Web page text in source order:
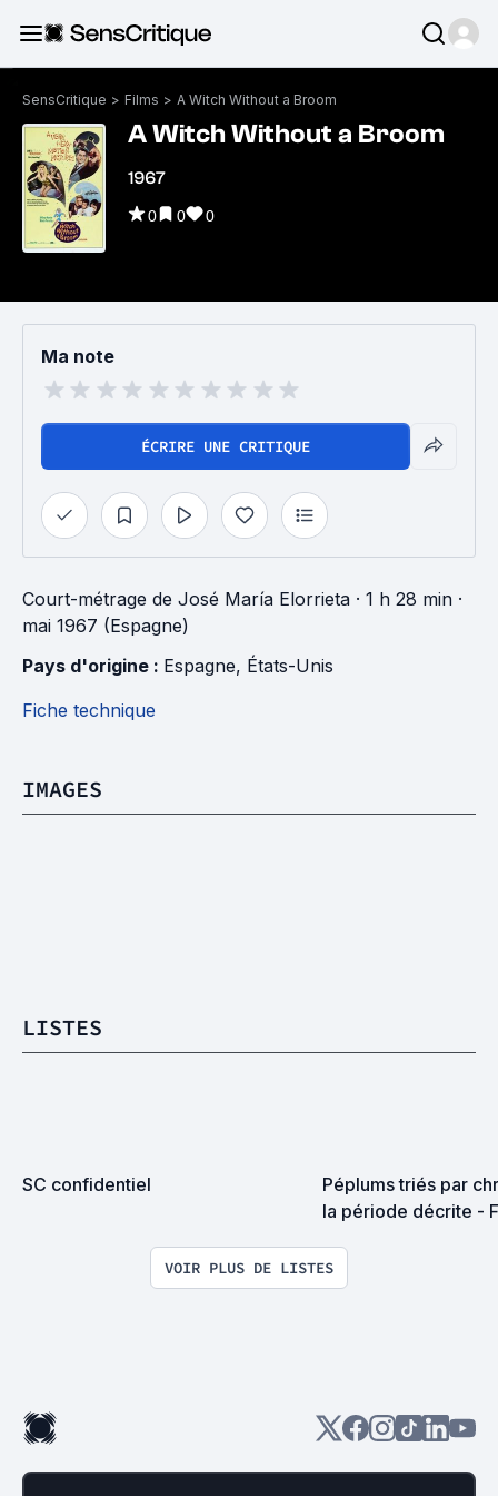
SensCritique > Films > A Witch Without a Broom
A Witch Without a Broom
1967
0 0 0
Ma note
ÉCRIRE UNE CRITIQUE
Court-métrage de José María Elorrieta · 1 h 28 min ·
mai 1967 (Espagne)
Pays d'origine : Espagne, États-Unis
Fiche technique
IMAGES
LISTES
SC confidentiel
Péplums triés par
la période décrite -
VOIR PLUS DE LISTES